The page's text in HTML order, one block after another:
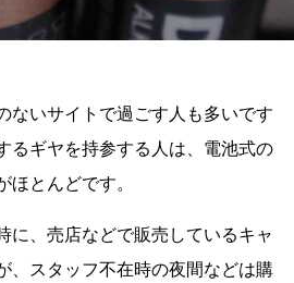
ないサイトで過ごす人も多いです
るギヤを持参する人は、電池式の
ほとんどです。
に、売店などで販売しているキャ
、スタッフ不在時の夜間などは購